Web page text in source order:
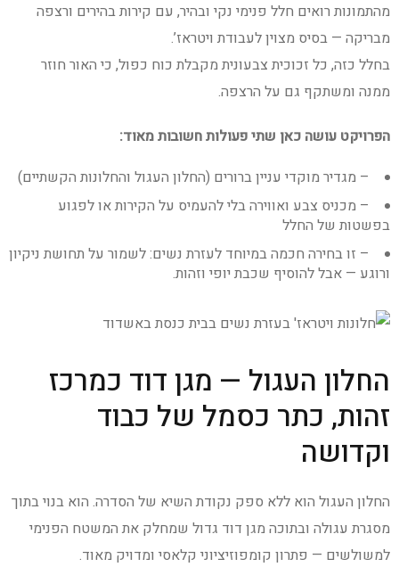
מהתמונות רואים חלל פנימי נקי ובהיר, עם קירות בהירים ורצפה
מבריקה — בסיס מצוין לעבודת ויטראז’.
בחלל כזה, כל זכוכית צבעונית מקבלת כוח כפול, כי האור חוזר
ממנה ומשתקף גם על הרצפה.
הפרויקט עושה כאן שתי פעולות חשובות מאוד:
– מגדיר מוקדי עניין ברורים (החלון העגול והחלונות הקשתיים)
– מכניס צבע ואווירה בלי להעמיס על הקירות או לפגוע
בפשטות של החלל
– זו בחירה חכמה במיוחד לעזרת נשים: לשמור על תחושת ניקיון
ורוגע — אבל להוסיף שכבת יופי וזהות.
החלון העגול — מגן דוד כמרכז
זהות, כתר כסמל של כבוד
וקדושה
החלון העגול הוא ללא ספק נקודת השיא של הסדרה. הוא בנוי בתוך
מסגרת עגולה ובתוכה מגן דוד גדול שמחלק את המשטח הפנימי
למשולשים — פתרון קומפוזיציוני קלאסי ומדויק מאוד.